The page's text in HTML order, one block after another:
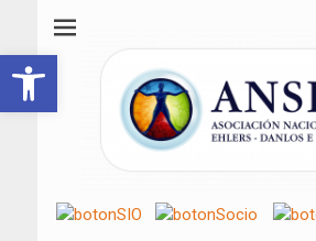
Abrir barra de herramientas